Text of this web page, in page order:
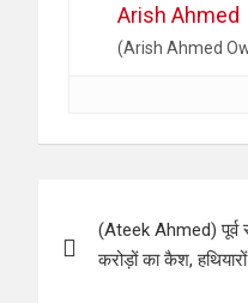
Arish Ahmed
(Arish Ahmed
navigation
(Ateek Ahmed)
करोड़ों का कैश,